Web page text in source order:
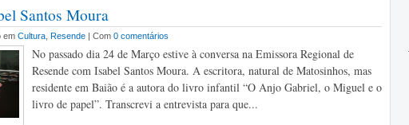
Santos Moura
em Cultura Resende | Com 0 comentários
No passado dia 24 de Março estive à conversa na Emissora Regional de
Resende com Isabel Santos Moura. A escritora, natural de Matosinhos, mas
residente em Baião é a autora do livro infantil “O Anjo Gabriel, o Miguel e o
livro de papel”. Transcrevi a entrevista para que...